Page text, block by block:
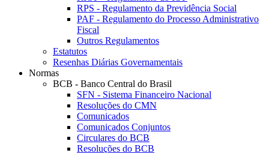
RPS - Regulamento da Previdência Social
PAF - Regulamento do Processo Administrativo
Fiscal
Outros Regulamentos
Estatutos
Resenhas Diárias Governamentais
Normas
BCB - Banco Central do Brasil
SFN - Sistema Financeiro Nacional
Resoluções do CMN
Comunicados
Comunicados Conjuntos
Circulares do BCB
Resoluções do BCB